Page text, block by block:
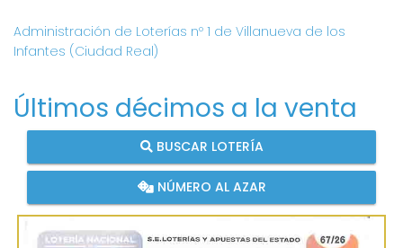
Administración de Loterías nº 1 de Villanueva de los
Infantes (Ciudad Real)
Últimos décimos a la venta
BUSCAR LOTERÍA
NÚMERO AL AZAR